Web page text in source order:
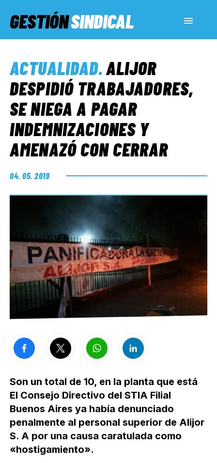
GESTIÓNSINDICAL
SERVICIOS SOCIALES
INFORMES ESPECIALES
FUERA DE MEGÁFONO
EL LADO «G»
ACTUALIDAD.ALIJOR
DESPIDIÓ TRABAJADORES,
SE NIEGA A PAGAR
INDEMNIZACIONES Y
AMENAZÓ CON CERRAR
04. 05. 2019
Son un total de 10, en la planta que está
El Consejo Directivo del STIA Filial
Buenos Aires ya había denunciado
penalmente al personal superior de Alijor
S. A por una causa caratulada como
«hostigamiento».